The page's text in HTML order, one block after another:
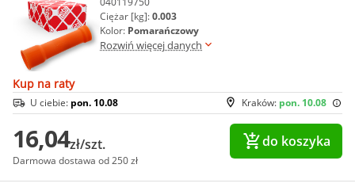
Ciężar [kg]:0.003
Kolor: Pomarańczowy
Rozwiń więcej danych
Kup na raty
Kraków: pon. 10.08
U ciebie: pon. 10.08
16,04zł/szt.
Darmowa dostawa od 250 zł
do koszyka